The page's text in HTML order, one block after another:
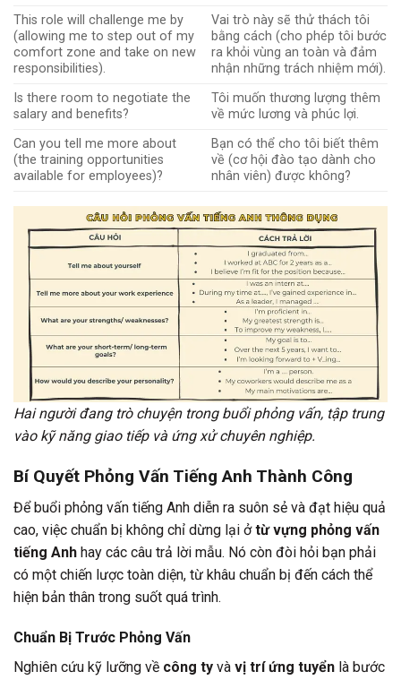
This role will challenge me by
(allowing me to step out of my
comfort zone and take on new
responsibilities).
Vai trò này sẽ thử thách tôi
bằng cách (cho phép tôi bước
ra khỏi vùng an toàn và đảm
nhận những trách nhiệm mới).
Is there room to negotiate the
salary and benefits?
Tôi muốn thương lượng thêm
về mức lương và phúc lợi.
Can you tell me more about
(the training opportunities
available for employees)?
Bạn có thể cho tôi biết thêm
về (cơ hội đào tạo dành cho
nhân viên) được không?
Hai người đang trò chuyện trong buổi phỏng vấn, tập trung
vào kỹ năng giao tiếp và ứng xử chuyên nghiệp.
Bí Quyết Phỏng Vấn Tiếng Anh Thành Công
Để buổi phỏng vấn tiếng Anh diễn ra suôn sẻ và đạt hiệu quả
cao, việc chuẩn bị không chỉ dừng lại ởtừ vựng phỏng vấn
tiếng Anh hay các câu trả lời mẫu. Nó còn đòi hỏi bạn phải
có một chiến lược toàn diện, từ khâu chuẩn bị đến cách thể
hiện bản thân trong suốt quá trình.
Chuẩn Bị Trước Phỏng Vấn
Nghiên cứu kỹ lưỡng về công ty và vị trí ứng tuyển là bước